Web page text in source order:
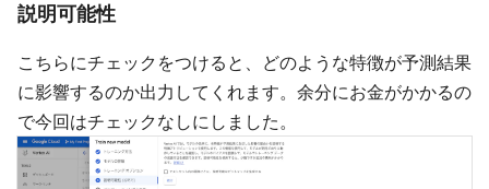
説明可能性
こちらにチェックをつけると、どのような特徴が予測結果
に影響するのか出力してくれます。余分にお金がかかるの
で今回はチェックなしにしました。